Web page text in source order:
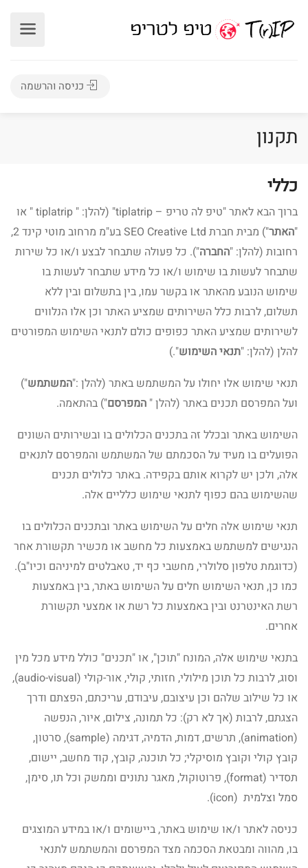
כניסה והרשמה
תקנון
כללי
ברוך הבא לאתר "טיפ לה טריפ – tiplatrip" (להלן: " tiplatrip " או
"האתר
") מבית חברת SEO Creative Ltd בע"מ מרחוב מוטי קינד 2,
רחובות (להלן: "החברה"). כל פעולה שתבחר לבצע ו/או כל שירות
שתבחר לעשות בו שימוש ו/או כל מידע שתבחר לעשות בו
שימוש הנובע מהאתר או בקשר עמו, בין בתשלום ובין ללא
תשלום, לרבות כלל השירותים שמציע האתר וכן אלו הנלווים
לשירותים שמציע האתר כפופים כולם לתנאי השימוש המפורטים
להלן (להלן: "תנאי השימוש".)
תנאי שימוש אלו יחולו על המשתמש באתר (להלן :"המשתמש")
ועל המפרסם תכנים באתר (להלן " המפרסם") בהתאמה.
השימוש באתר ובכלל זה בתכנים הכלולים בו ובשירותים השונים
הפועלים בו מעיד על הסכמתם של המשתמש והמפרסם לתנאים
אלה, ולכן יש לקרוא אותם בקפידה. באתר כלולים תכנים
שהשימוש בהם כפוף לתנאי שימוש כלליים אלה.
תנאי שימוש אלה חלים על השימוש באתר ובתכנים הכלולים בו
הנגישים למשתמש באמצעות כל מחשב או מכשיר תקשורת אחר
(כדוגמת טלפון סלולרי, מחשבי כף יד, טאבלטים למיניהם וכיו"ב).
כמו כן, תנאי השימוש חלים על השימוש באתר, בין באמצעות
רשת האינטרנט ובין באמצעות כל רשת או אמצעי תקשורת
אחרים.
בתנאי שימוש אלה, המונח "תוכן", או "תכנים" כולל מידע מכל מין
וסוג, לרבות כל תוכן מילולי, חזותי, קולי, אור-קולי (audio-visual),
או כל שילוב שלהם וכן עיצובם, עיבודם, עריכתם, הפצתם ודרך
הצגתם, לרבות (אך לא רק): כל תמונה, צילום, איור, הנפשה
(animation), תרשים, דמות, הדמיה, דגימה (sample), סרטון,
קובץ קולי וקובץ מוסיקלי; כל תוכנה, קובץ, קוד מחשב, יישום,
תסדיר (format), פרוטוקול, מאגר נתונים וממשק וכל תו, סימן,
סמל וצלמית (icon).
כניסה לאתר ו/או שימוש באתר, ביישומים ו/או במידע המוצגים
בו, מהווה ומבטאת הסכמה מצד המפרסם והמשתמש לתנאי